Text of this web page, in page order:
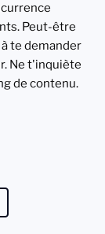
Peut-être
te demander
Ne t'inquiète
de contenu.